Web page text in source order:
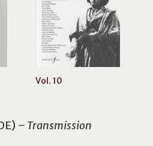
Vol. 10
– Transmission